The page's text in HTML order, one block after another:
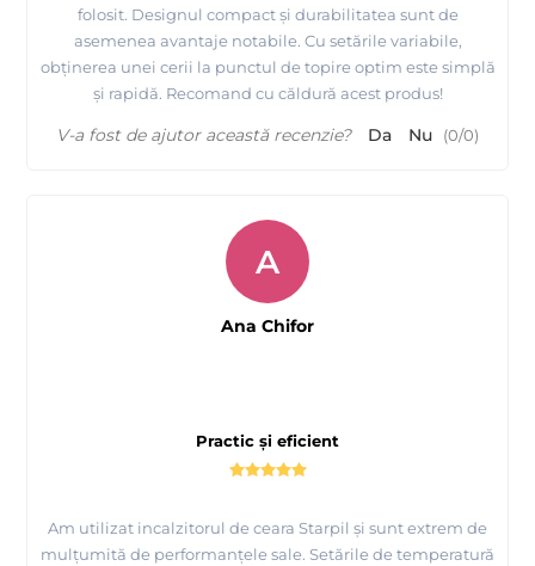
folosit. Designul compact și durabilitatea sunt de
asemenea avantaje notabile. Cu setările variabile,
obținerea unei cerii la punctul de topire optim este simplă
și rapidă. Recomand cu căldură acest produs!
V-a fost de ajutor această recenzie? Da Nu (0/0)
Practic și eficient
Am utilizat incalzitorul de ceara Starpil și sunt extrem de
mulțumită de performanțele sale. Setările de temperatură
A
Ana Chifor